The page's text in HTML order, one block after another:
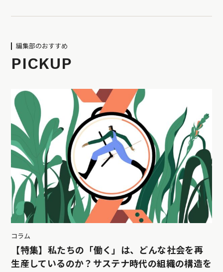
編集部のおすすめ
PICKUP
コラム
【特集】私たちの「働く」は、どんな社会を再
生産しているのか？サステナ時代の組織の構造を